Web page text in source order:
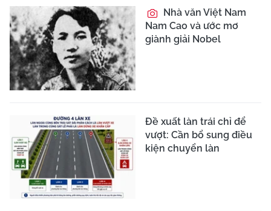
Nhà văn Việt Nam
Nam Cao và ước mơ
giành giải Nobel
Đề xuất làn trái chỉ để
vượt: Cần bổ sung điều
kiện chuyển làn